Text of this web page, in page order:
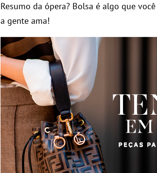
Resumo da ópera? Bolsa é algo que
a gente ama!